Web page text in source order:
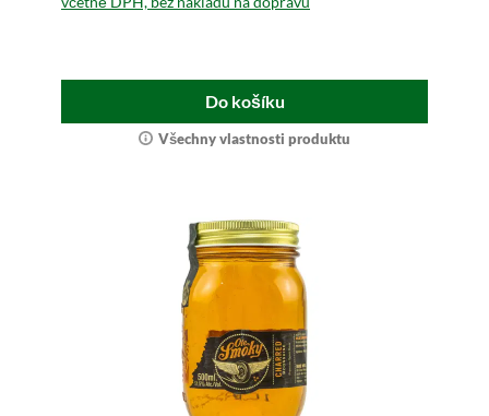
Do košíku
Všechny vlastnosti produktu